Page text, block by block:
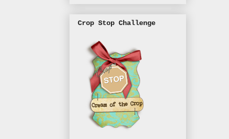
Crop Stop Challenge